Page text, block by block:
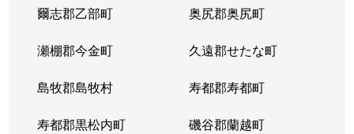
爾志郡乙部町 奥尻郡奥尻町
瀬棚郡今金町 久遠郡せたな町
島牧郡島牧村 寿都郡寿都町
寿都郡黒松内町 磯谷郡蘭越町